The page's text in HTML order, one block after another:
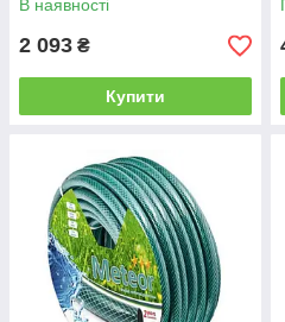
В наявності
2 093 ₴
Купити